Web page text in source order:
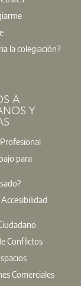
de coste,
la colegiación?
A
Y
para
Conflictos
Comerciales